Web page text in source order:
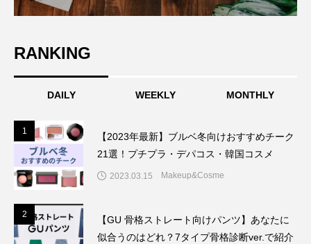
RANKING
DAILY WEEKLY MONTHLY
1
【2023年最新】ブルベ冬向けおすすめチーク
21選！プチプラ・デパコス・韓国コスメ
2023.03.15 Makeup&Cosme
2
【GU 骨格ストレート向けパンツ】あなたに
似合うのはどれ？7タイプ骨格診断ver.で紹介